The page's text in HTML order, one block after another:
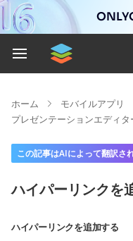
ホーム モバイルアプリ
プレゼンテーションエディタ
この記事はAIによって翻訳さ
ハイパーリンクを
ハイパーリンクを追加する